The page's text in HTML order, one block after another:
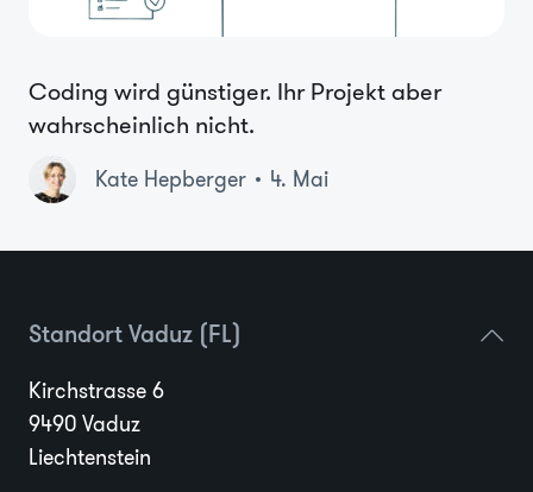
Coding wird günstiger. Ihr Projekt aber
wahrscheinlich nicht.
Kate Hepberger 4. Mai
Standort Vaduz (FL)
Kirchstrasse 6
9490 Vaduz
Liechtenstein